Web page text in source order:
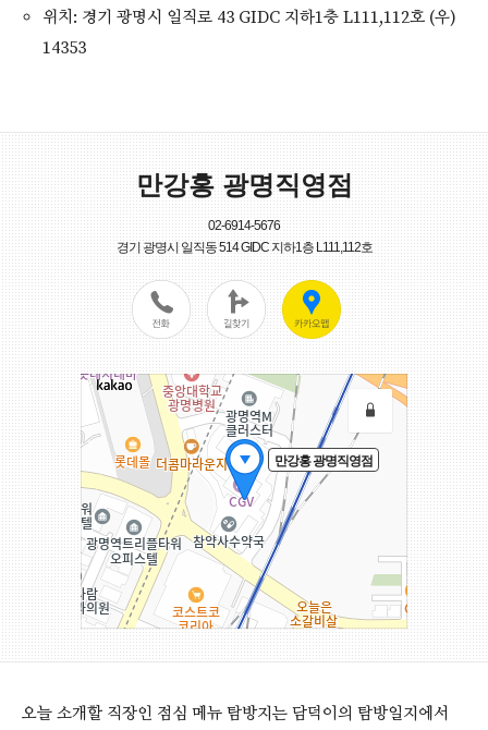
위치: 경기 광명시 일직로 43 GIDC 지하1층 L111,112호 (우)
14353
오늘 소개할 직장인 점심 메뉴 탐방지는 담덕이의 탐방일지에서